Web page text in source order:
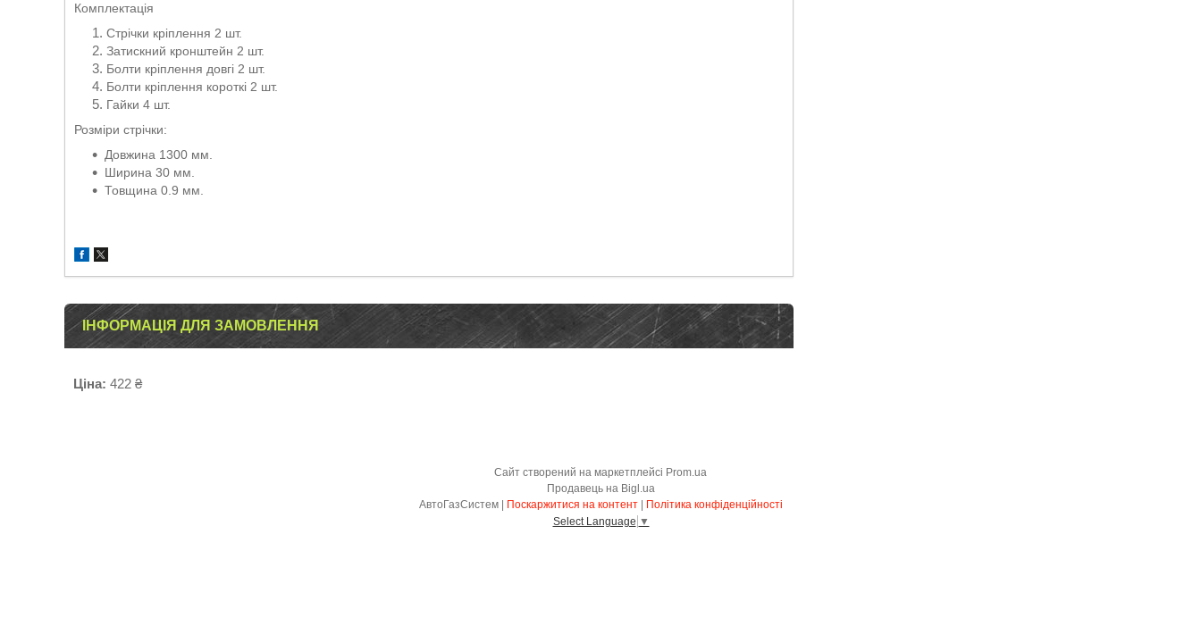
Комплектація
Стрічки кріплення 2 шт.
Затискний кронштейн 2 шт.
Болти кріплення довгі 2 шт.
Болти кріплення короткі 2 шт.
Гайки 4 шт.
Розміри стрічки:
Довжина 1300 мм.
Ширина 30 мм.
Товщина 0.9 мм.
ІНФОРМАЦІЯ ДЛЯ ЗАМОВЛЕННЯ
Ціна: 422 ₴
Сайт створений на маркетплейсі Prom.ua
Продавець на Bigl.ua
Поскаржитися на контент
Політика конфіденційності
Select Language ▼